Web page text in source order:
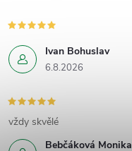
Ivan Bohuslav
6.8.2026
Bebčáková Monika
vždy skvělé